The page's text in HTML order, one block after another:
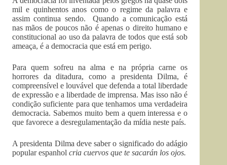
mil e quinhentos anos como o regime da palavra e
assim continua sendo. Quando a comunicação está
nas mãos de poucos não é apenas o direito humano e
constitucional ao uso da palavra de todos que está sob
ameaça, é a democracia que está em perigo.
Para quem sofreu na alma e na própria carne os
horrores da ditadura, como a presidenta Dilma, é
compreensível e louvável que defenda a total liberdade
de expressão e a liberdade de imprensa. Mas isso não é
condição suficiente para que tenhamos uma verdadeira
democracia. Sabemos muito bem a quem interessa e o
que favorece a desregulamentação da mídia neste país.
A presidenta Dilma deve saber o significado do adágio
popular espanhol cria cuervos que te sacarán los ojos.